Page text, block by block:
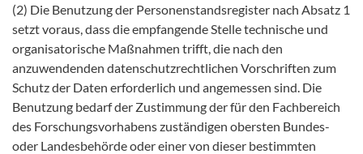
(2) Die Benutzung der Personenstandsregister nach Absatz 1
setzt voraus, dass die empfangende Stelle technische und
organisatorische Maßnahmen trifft, die nach den
anzuwendenden datenschutzrechtlichen Vorschriften zum
Schutz der Daten erforderlich und angemessen sind. Die
Benutzung bedarf der Zustimmung der für den Fachbereich
des Forschungsvorhabens zuständigen obersten Bundes-
oder Landesbehörde oder einer von dieser bestimmten